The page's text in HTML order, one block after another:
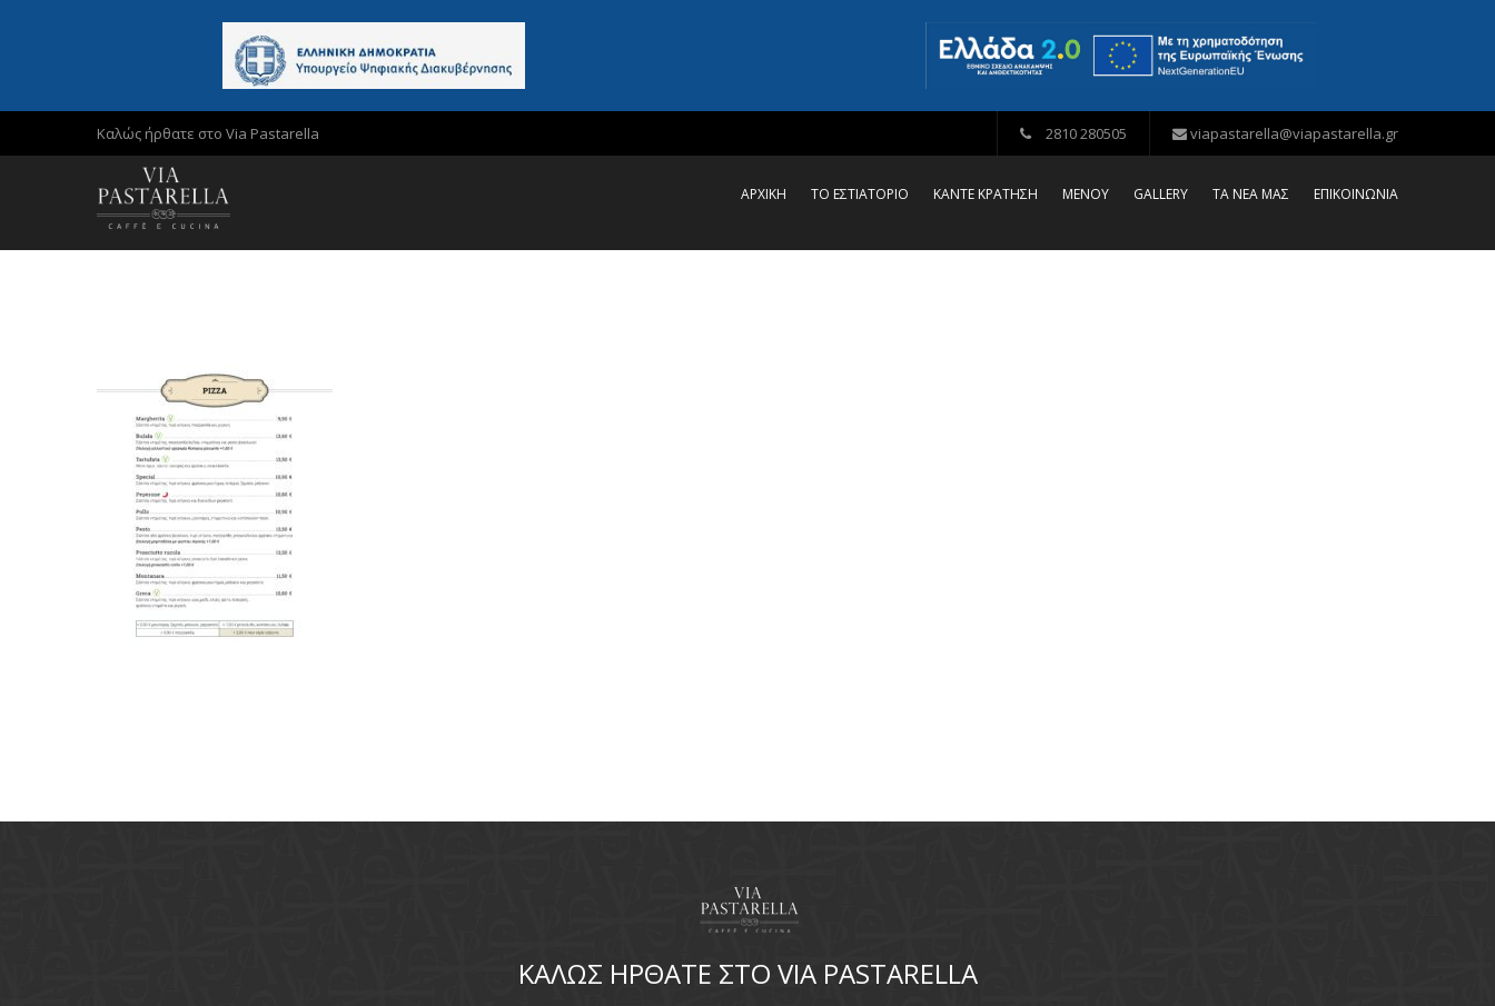
Καλώς ήρθατε στο Via Pastarella 2810 280505 viapastarella@viapastarella.gr
ΑΡΧΙΚΗ ΤΟ ΕΣΤΙΑΤΟΡΙΟ ΚΑΝΤΕ ΚΡΑΤΗΣΗ ΜΕΝΟΥ GALLERY ΤΑ ΝΕΑ ΜΑΣ ΕΠΙΚΟΙΝΩΝΙΑ
ΚΑΛΩΣ ΗΡΘΑΤΕ ΣΤΟ VIA PASTARELLA